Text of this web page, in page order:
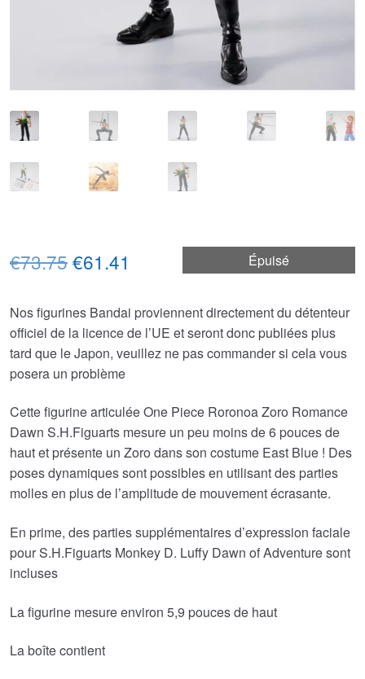
Épuisé
€73.75Le
initial
était :
€73.75.
€61.41
actuel
est :
Nos figurines Bandai proviennent directement du détenteur
officiel de la licence de l’UE et seront donc publiées plus
tard que le Japon, veuillez ne pas commander si cela vous
posera un problème
Cette figurine articulée One Piece Roronoa Zoro Romance
Dawn S.H.Figuarts mesure un peu moins de 6 pouces de
haut et présente un Zoro dans son costume East Blue ! Des
poses dynamiques sont possibles en utilisant des parties
molles en plus de l’amplitude de mouvement écrasante.
En prime, des parties supplémentaires d’expression faciale
pour S.H.Figuarts Monkey D. Luffy Dawn of Adventure sont
incluses
La figurine mesure environ 5,9 pouces de haut
La boîte contient